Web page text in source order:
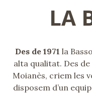
LA
Des de 1971 la
alta qualitat. Des de
Moianès, criem les
disposem d’un